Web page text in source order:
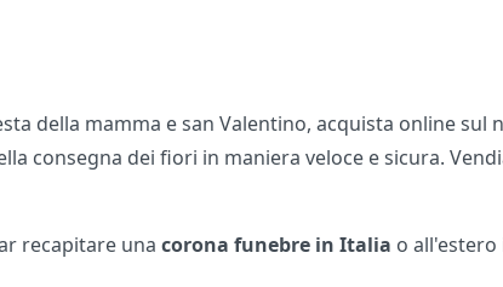
della mamma e san Valentino, acquista online
consegna dei fiori in maniera veloce e sicura.
recapitare unacorona funebre in Italia o all'estero